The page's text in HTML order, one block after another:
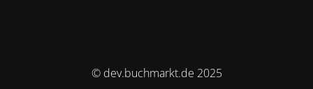
© dev.buchmarkt.de 2025